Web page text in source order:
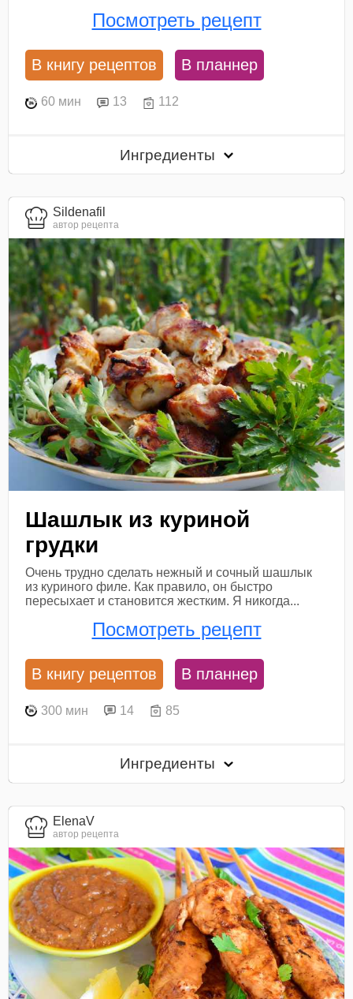
Посмотреть рецепт
В книгу рецептов В планнер
60 мин 13 112
Ингредиенты
Sildenafil
автор рецепта
Шашлык из куриной
грудки
Очень трудно сделать нежный и сочный шашлык
из куриного филе. Как правило, он быстро
пересыхает и становится жестким. Я никогда...
Посмотреть рецепт
В книгу рецептов В планнер
300 мин 14 85
Ингредиенты
ElenaV
автор рецепта